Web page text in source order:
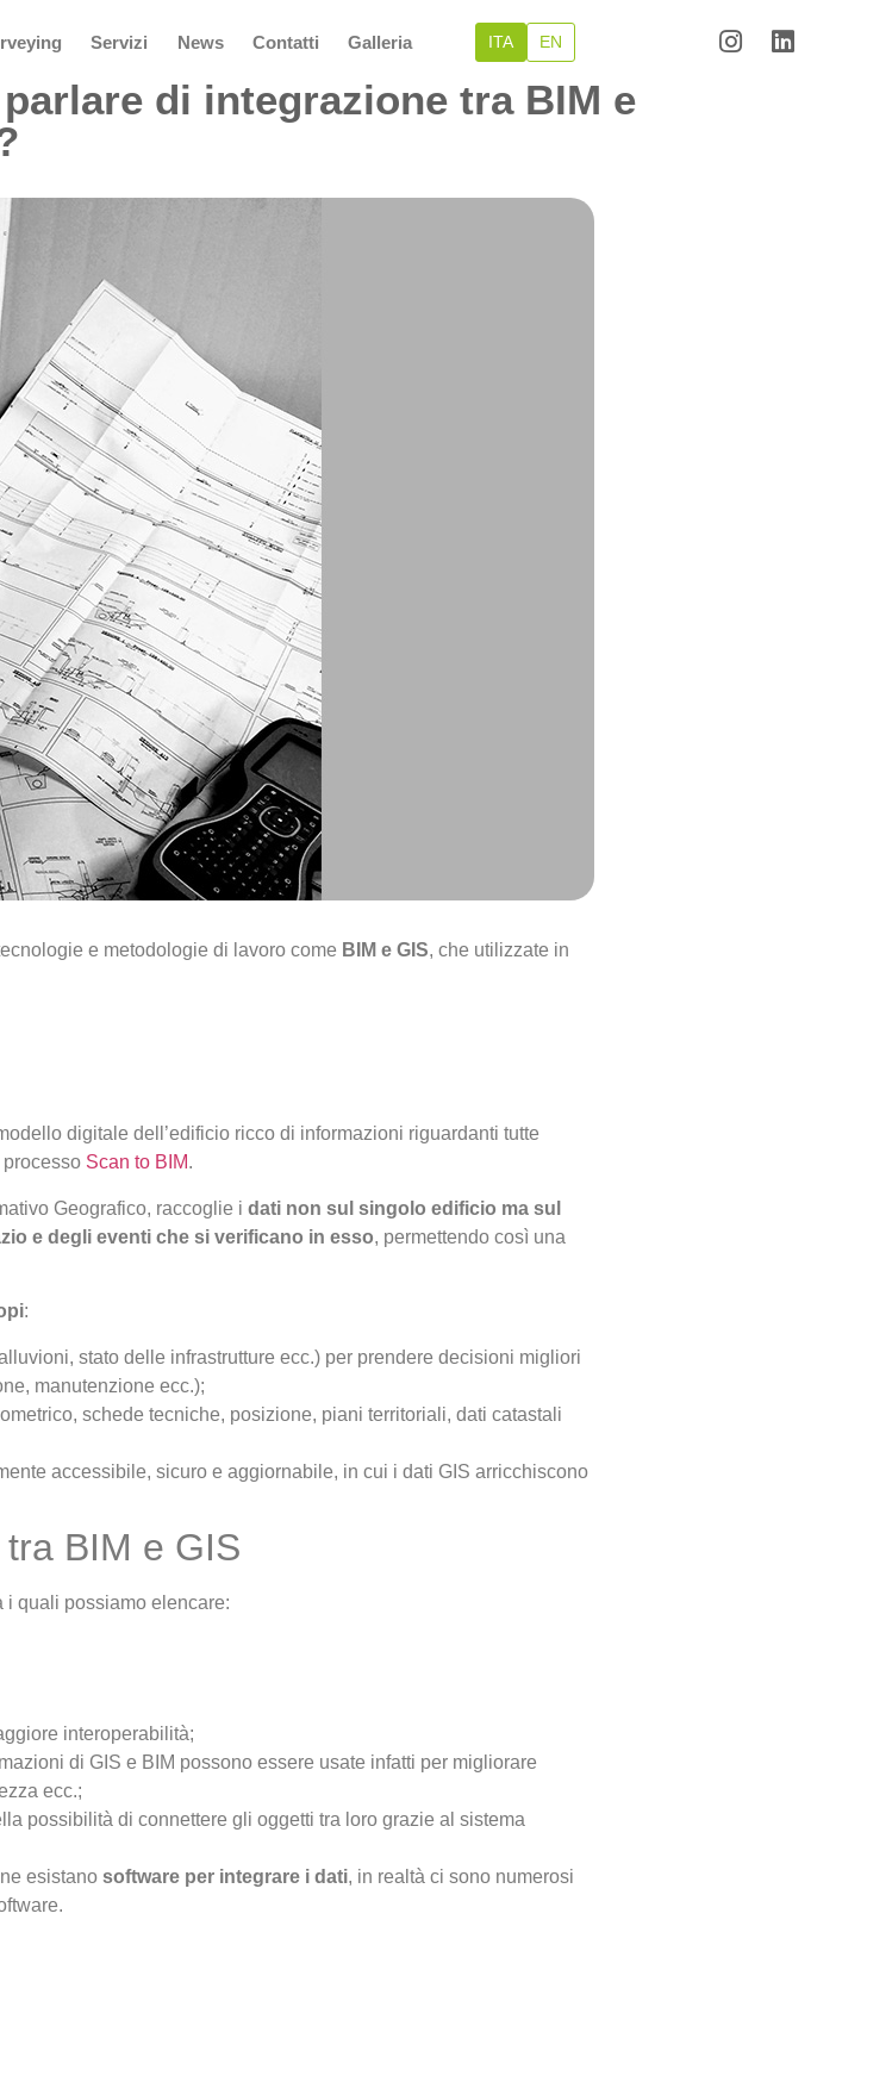
Servizi News Contatti Galleria ITA EN
di integrazione tra BIM e
e metodologie di lavoro come BIM e GIS, che utilizzate in
digitale dell’edificio ricco di informazioni riguardanti tutte
Scan to BIM.
Geografico, raccoglie i dati non sul singolo edificio ma sul
e degli eventi che si verificano in esso, permettendo così una
:
stato delle infrastrutture ecc.) per prendere decisioni migliori
manutenzione ecc.);
schede tecniche, posizione, piani territoriali, dati catastali
accessibile, sicuro e aggiornabile, in cui i dati GIS arricchiscono
BIM e GIS
i quali possiamo elencare:
interoperabilità;
di GIS e BIM possono essere usate infatti per migliorare
ecc.;
possibilità di connettere gli oggetti tra loro grazie al sistema
esistano software per integrare i dati, in realtà ci sono numerosi